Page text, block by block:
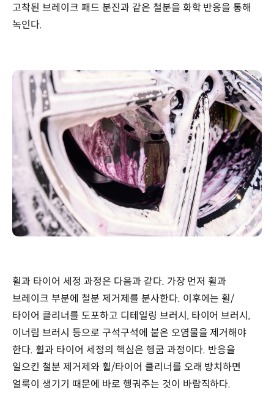
고착된 브레이크 패드 분진과 같은 철분을 화학 반응을 통해
녹인다.
휠과 타이어 세정 과정은 다음과 같다. 가장 먼저 휠과
브레이크 부분에 철분 제거제를 분사한다. 이후에는 휠/
타이어 클리너를 도포하고 디테일링 브러시, 타이어 브러시,
이너림 브러시 등으로 구석구석에 붙은 오염물을 제거해야
한다. 휠과 타이어 세정의 핵심은 헹굼 과정이다. 반응을
일으킨 철분 제거제와 휠/타이어 클리너를 오래 방치하면
얼룩이 생기기 때문에 바로 헹궈주는 것이 바람직하다.